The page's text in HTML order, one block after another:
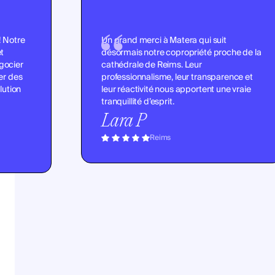
Notre
des
Un grand merci à Matera qui suit
désormais notre copropriété proche de la
cathédrale de Reims. Leur
professionnalisme, leur transparence et
leur réactivité nous apportent une vraie
tranquillité d’esprit.
Lara P
Reims